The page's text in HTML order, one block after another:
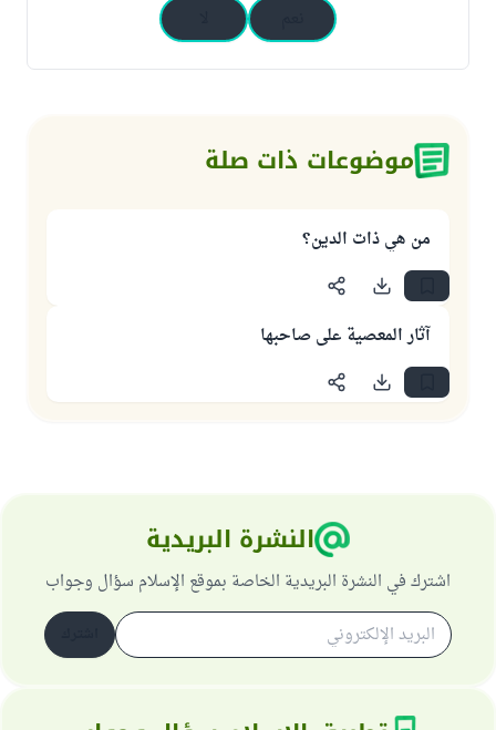
موضوعات ذات صلة
من هي ذات الدين؟
آثار المعصية على صاحبها
النشرة البريدية
اشترك في النشرة البريدية الخاصة بموقع الإسلام سؤال وجواب